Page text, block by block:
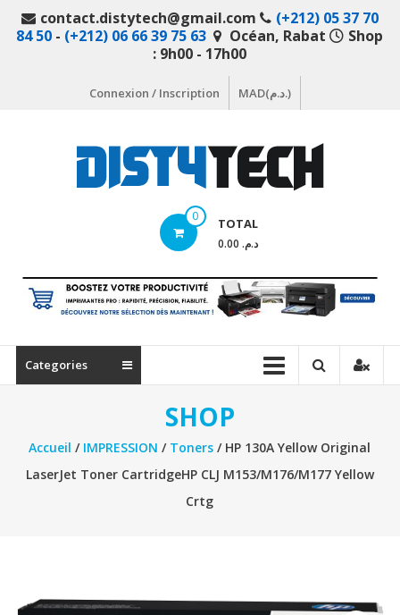
contact.distytech@gmail.com
(+212) 05 37 70
84 50 - (+212) 06 66 39 75 63 Océan, Rabat
Shop
: 9h00 - 17h00
Connexion / Inscription MAD(د.م.)
en
ligne
matériel
informatique
0 TOTAL
د.م. 0.00
Categories
SHOP
Accueil / IMPRESSION / Toners / HP 130A Yellow Original
LaserJet Toner CartridgeHP CLJ M153/M176/M177 Yellow
Crtg